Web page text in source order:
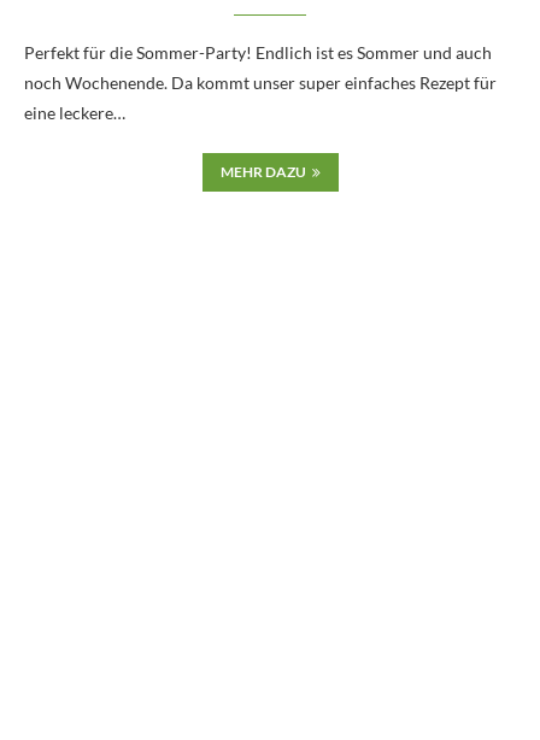
Perfekt für die Sommer-Party! Endlich ist es Sommer und auch
noch Wochenende. Da kommt unser super einfaches Rezept für
eine leckere…
MEHR DAZU